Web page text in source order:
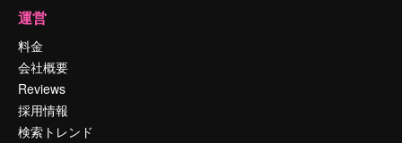
運営
料金
会社概要
Reviews
採用情報
検索トレンド